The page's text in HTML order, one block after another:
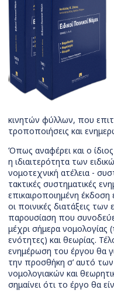
κινητών φύλλων, που
τροποποιήσεις και
Όπως αναφέρει και ο
η ιδιαιτερότητα των
νομοτεχνική ατέλεια -
τακτικές συστηματικές
επικαιροποιημένη
οι ποινικές διατάξεις
παρουσίαση που
μέχρι σήμερα νομολογίας
ενότητες) και θεωρίας.
ενημέρωση του έργου θα
την προσθήκη σ’ αυτό
νομολογιακών και
σημαίνει ότι το έργο θα